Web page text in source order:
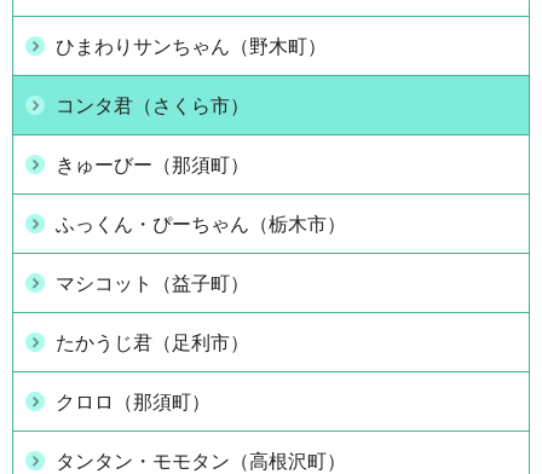
ひまわりサンちゃん（野木町）
コンタ君（さくら市）
きゅーびー（那須町）
ふっくん・ぴーちゃん（栃木市）
マシコット（益子町）
たかうじ君（足利市）
クロロ（那須町）
タンタン・モモタン（高根沢町）